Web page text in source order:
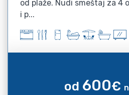
od plaže. Nudi smeštaj za 4
i p...
od 600€